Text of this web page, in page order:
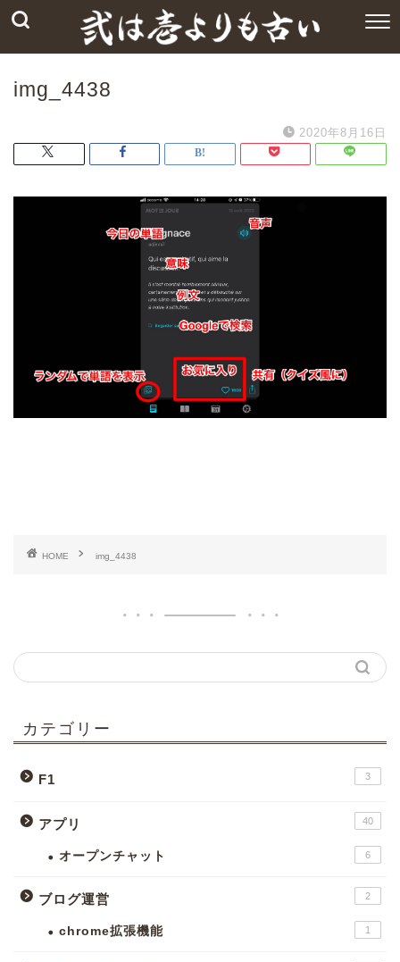
img_4438
2020年8月16日
HOME img_4438
カテゴリー
F1 3
アプリ 40
オープンチャット 6
ブログ運営 2
chrome拡張機能 1